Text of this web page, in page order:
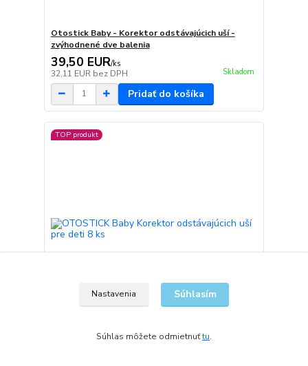
Otostick Baby - Korektor odstávajúcich uší -
zvýhodnené dve balenia
39,50 EUR/ks
32,11 EUR bez DPH Skladom
Pridať do košíka
TOP produkt
OTOSTICK Baby Korektor odstávajúcich uší pre
Nastavenia Súhlasím
Súhlas môžete odmietnuťtu.